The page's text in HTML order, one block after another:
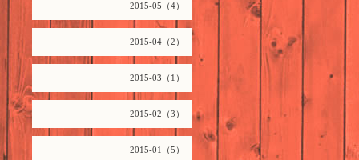
2015-05（4）
2015-04（2）
2015-03（1）
2015-02（3）
2015-01（5）